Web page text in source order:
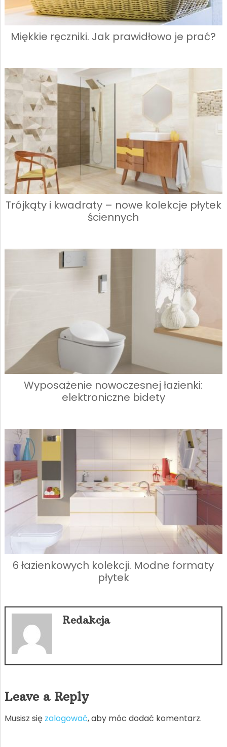
Miękkie ręczniki. Jak prawidłowo je prać?
Trójkąty i kwadraty – nowe kolekcje płytek
ściennych
Wyposażenie nowoczesnej łazienki:
elektroniczne bidety
6 łazienkowych kolekcji. Modne formaty
płytek
Redakcja
Leave a Reply
Musisz się zalogować, aby móc dodać komentarz.